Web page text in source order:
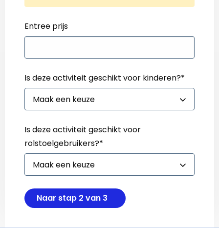
Entree prijs
Is deze activiteit geschikt voor kinderen?*
Is deze activiteit geschikt voor
rolstoelgebruikers?*